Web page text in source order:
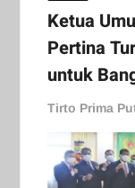
Ketua
Pertina
untuk
Tirto Prima